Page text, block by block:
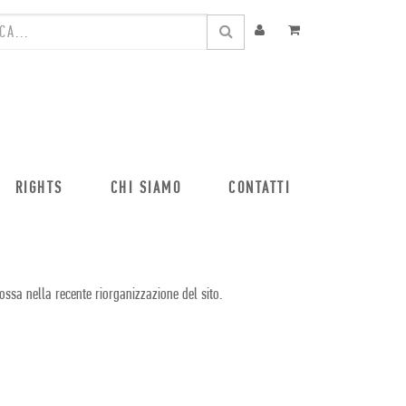
RIGHTS CHI SIAMO CONTATTI
nella recente riorganizzazione del sito.